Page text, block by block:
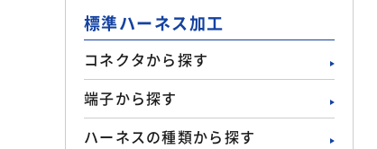
標準ハーネス加工
コネクタから探す
端子から探す
ハーネスの種類から探す